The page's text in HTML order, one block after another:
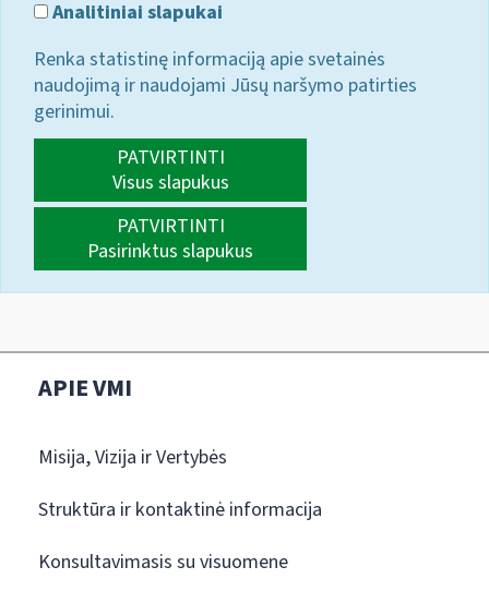
Analitiniai slapukai
Renka statistinę informaciją apie svetainės
naudojimą ir naudojami Jūsų naršymo patirties
gerinimui.
PATVIRTINTI
Visus slapukus
PATVIRTINTI
Pasirinktus slapukus
APIE VMI
Misija, Vizija ir Vertybės
Struktūra ir kontaktinė informacija
Konsultavimasis su visuomene